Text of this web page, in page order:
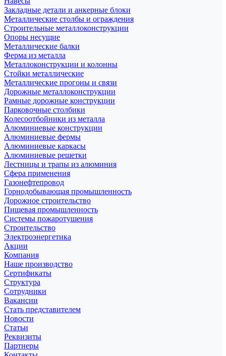
Закладные детали и анкерные блоки
Металлические столбы и ограждения
Строительные металлоконструкции
Опоры несущие
Металлические балки
Ферма из металла
Металлоконструкции и колонны
Стойки металлические
Металлические прогоны и связи
Дорожные металлоконструкции
Рамные дорожные конструкции
Парковочные столбики
Колесоотбойники из металла
Алюминиевые конструкции
Алюминиевые фермы
Алюминиевые каркасы
Алюминиевые решетки
Лестницы и трапы из алюминия
Сфера применения
Газонефтепровод
Горнодобывающая промышленность
Дорожное строительство
Пищевая промышленность
Системы пожаротушения
Строительство
Электроэнергетика
Акции
Компания
Наше производство
Сертификаты
Структура
Сотрудники
Вакансии
Стать представителем
Новости
Статьи
Реквизиты
Партнеры